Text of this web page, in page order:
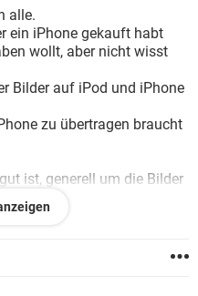
HARDWARE
TIKTOK
IOS
INSTAGRAM
TIKTOK
alle.
ein iPhone gekauft habt
wollt, aber nicht wisst
Bilder auf iPod und iPhone
zu übertragen braucht
ist, generell um die Bilder
Bilder auf iPod/iPhone
mit iTunes
oder iPhone gelöscht